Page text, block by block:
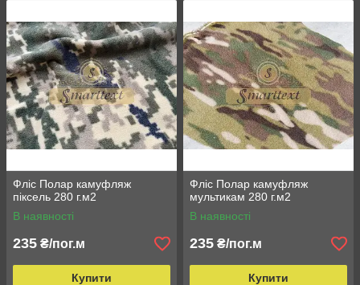
Фліс Полар камуфляж
піксель 280 г.м2
В наявності
235 ₴/пог.м
Купити
Фліс Полар камуфляж
мультикам 280 г.м2
В наявності
235 ₴/пог.м
Купити